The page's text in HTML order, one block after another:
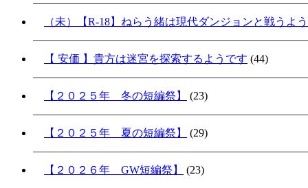
（未）【R-18】ねらう緒は現代ダンジョンと戦うよ
【 安価 】貴方は迷宮を探索するようです (44)
【２０２５年 冬の短編祭】 (23)
【２０２５年 夏の短編祭】 (29)
【２０２６年 GW短編祭】 (23)